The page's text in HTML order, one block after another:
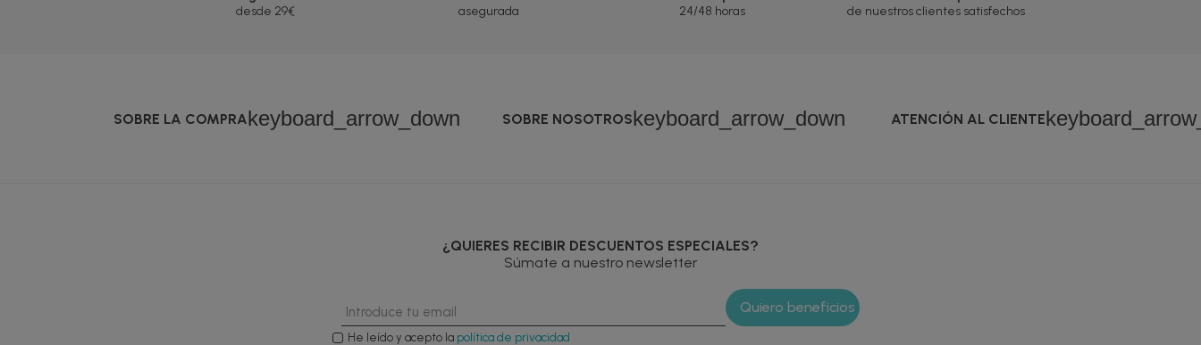
desde 29€
asegurada
24/48 horas
de nuestros clientes satisfechos
SOBRE LA COMPRAkeyboard_arrow_down SOBRE NOSOTROSkeyboard_arrow_down ATENCIÓN AL CLIENTE
¿QUIERES RECIBIR DESCUENTOS ESPECIALES?
Súmate a nuestro newsletter
He leído y acepto la política de privacidad